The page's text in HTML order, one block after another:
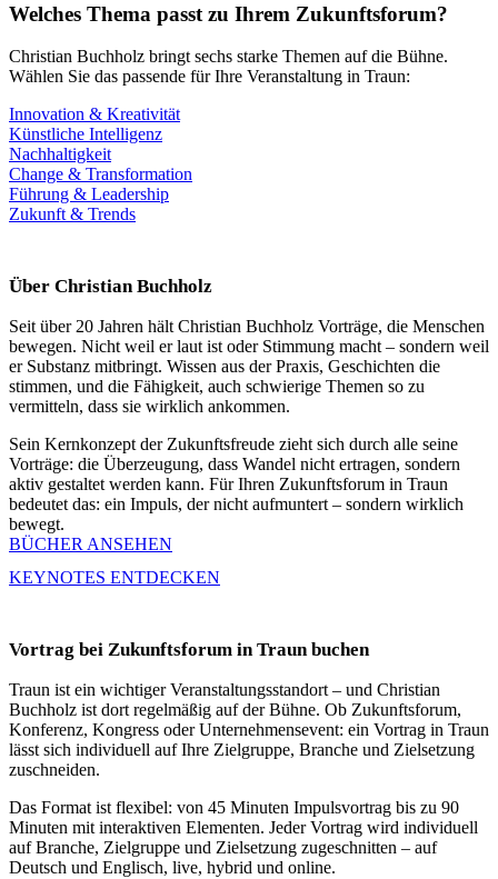
Welches Thema passt zu Ihrem Zukunftsforum?
Christian Buchholz bringt sechs starke Themen auf die Bühne.
Wählen Sie das passende für Ihre Veranstaltung in Traun:
Innovation & Kreativität
Künstliche Intelligenz
Nachhaltigkeit
Change & Transformation
Führung & Leadership
Zukunft & Trends
Über Christian Buchholz
Seit über 20 Jahren hält Christian Buchholz Vorträge, die Menschen
bewegen. Nicht weil er laut ist oder Stimmung macht – sondern weil
er Substanz mitbringt. Wissen aus der Praxis, Geschichten die
stimmen, und die Fähigkeit, auch schwierige Themen so zu
vermitteln, dass sie wirklich ankommen.
Sein Kernkonzept der Zukunftsfreude zieht sich durch alle seine
Vorträge: die Überzeugung, dass Wandel nicht ertragen, sondern
aktiv gestaltet werden kann. Für Ihren Zukunftsforum in Traun
bedeutet das: ein Impuls, der nicht aufmuntert – sondern wirklich
bewegt.
BÜCHER ANSEHEN
KEYNOTES ENTDECKEN
Vortrag bei Zukunftsforum in Traun buchen
Traun ist ein wichtiger Veranstaltungsstandort – und Christian
Buchholz ist dort regelmäßig auf der Bühne. Ob Zukunftsforum,
Konferenz, Kongress oder Unternehmensevent: ein Vortrag in Traun
lässt sich individuell auf Ihre Zielgruppe, Branche und Zielsetzung
zuschneiden.
Das Format ist flexibel: von 45 Minuten Impulsvortrag bis zu 90
Minuten mit interaktiven Elementen. Jeder Vortrag wird individuell
auf Branche, Zielgruppe und Zielsetzung zugeschnitten – auf
Deutsch und Englisch, live, hybrid und online.